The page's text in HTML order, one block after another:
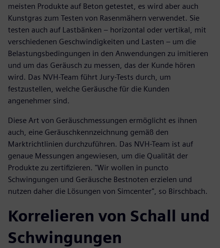
meisten Produkte auf Beton getestet, es wird aber auch
Kunstgras zum Testen von Rasenmähern verwendet. Sie
testen auch auf Lastbänken – horizontal oder vertikal, mit
verschiedenen Geschwindigkeiten und Lasten – um die
Belastungsbedingungen in den Anwendungen zu imitieren
und um das Geräusch zu messen, das der Kunde hören
wird. Das NVH-Team führt Jury-Tests durch, um
festzustellen, welche Geräusche für die Kunden
angenehmer sind.
Diese Art von Geräuschmessungen ermöglicht es ihnen
auch, eine Geräuschkennzeichnung gemäß den
Marktrichtlinien durchzuführen. Das NVH-Team ist auf
genaue Messungen angewiesen, um die Qualität der
Produkte zu zertifizieren. "Wir wollen in puncto
Schwingungen und Geräusche Bestnoten erzielen und
nutzen daher die Lösungen von Simcenter", so Birschbach.
Korrelieren von Schall und
Schwingungen